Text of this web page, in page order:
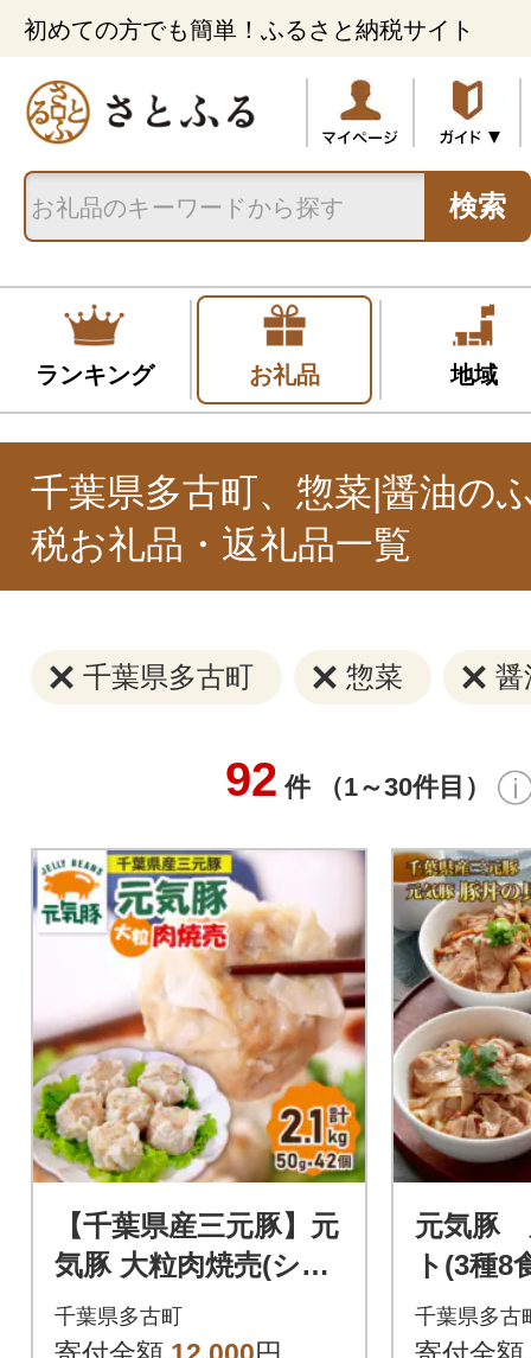
初めての方でも簡単！ふるさと納税サイト
検索
ランキング お礼品 地域
千葉県多古町、惣菜|醤油の
税お礼品・返礼品一覧
千葉県多古町 惣菜 醤
92 件 （1～30件目）
【千葉県産三元豚】元
気豚 大粒肉焼売(シュ
ーマイ)セット 2.1kg
(50g×42個)
千葉県多古町
元気豚
ト(3種8
千葉県多古